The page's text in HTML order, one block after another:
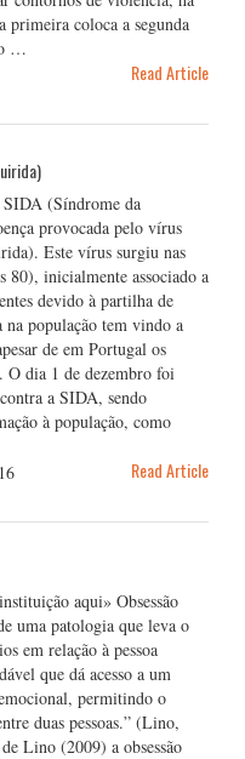
primeira coloca a segunda
…
Read Article
(Síndrome da
provocada pelo vírus
Este vírus surgiu nas
80), inicialmente associado a
devido à partilha de
população tem vindo a
de em Portugal os
O dia 1 de dezembro foi
a SIDA, sendo
à população, como
Read Article
aqui» Obsessão
uma patologia que leva o
em relação à pessoa
que dá acesso a um
permitindo o
duas pessoas.” (Lino,
Lino (2009) a obsessão